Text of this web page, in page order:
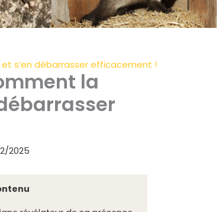
s’en débarrasser efficacement !
la
2025